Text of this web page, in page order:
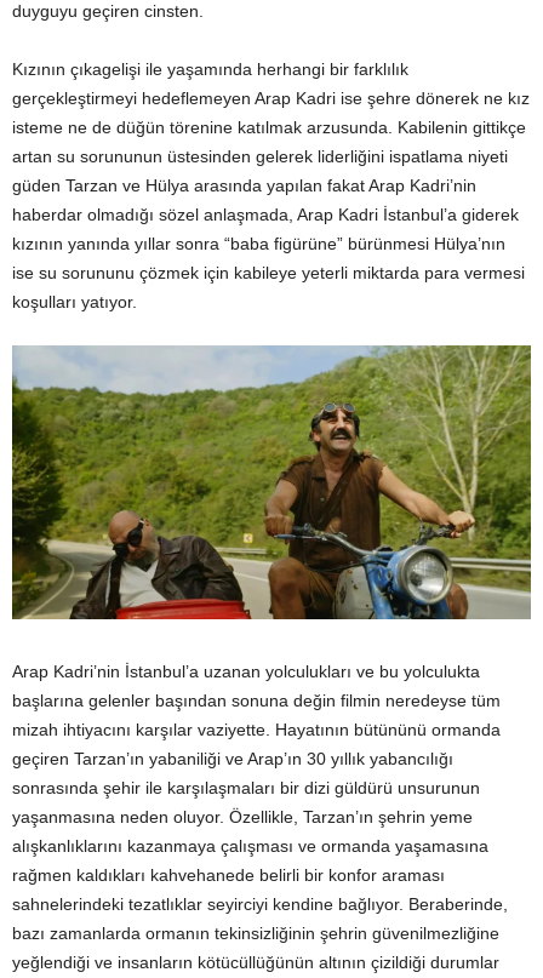
duyguyu geçiren cinsten.
Kızının çıkagelişi ile yaşamında herhangi bir farklılık
gerçekleştirmeyi hedeflemeyen Arap Kadri ise şehre dönerek ne kız
isteme ne de düğün törenine katılmak arzusunda. Kabilenin gittikçe
artan su sorununun üstesinden gelerek liderliğini ispatlama niyeti
güden Tarzan ve Hülya arasında yapılan fakat Arap Kadri’nin
haberdar olmadığı sözel anlaşmada, Arap Kadri İstanbul’a giderek
kızının yanında yıllar sonra “baba figürüne” bürünmesi Hülya’nın
ise su sorununu çözmek için kabileye yeterli miktarda para vermesi
koşulları yatıyor.
Arap Kadri’nin İstanbul’a uzanan yolculukları ve bu yolculukta
başlarına gelenler başından sonuna değin filmin neredeyse tüm
mizah ihtiyacını karşılar vaziyette. Hayatının bütününü ormanda
geçiren Tarzan’ın yabaniliği ve Arap’ın 30 yıllık yabancılığı
sonrasında şehir ile karşılaşmaları bir dizi güldürü unsurunun
yaşanmasına neden oluyor. Özellikle, Tarzan’ın şehrin yeme
alışkanlıklarını kazanmaya çalışması ve ormanda yaşamasına
rağmen kaldıkları kahvehanede belirli bir konfor araması
sahnelerindeki tezatlıklar seyirciyi kendine bağlıyor. Beraberinde,
bazı zamanlarda ormanın tekinsizliğinin şehrin güvenilmezliğine
yeğlendiği ve insanların kötücüllüğünün altının çizildiği durumlar